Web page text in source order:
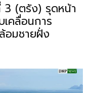
3 (ตรัง) รุดหน้า
คลื่อนการ
อมชายฝั่ง